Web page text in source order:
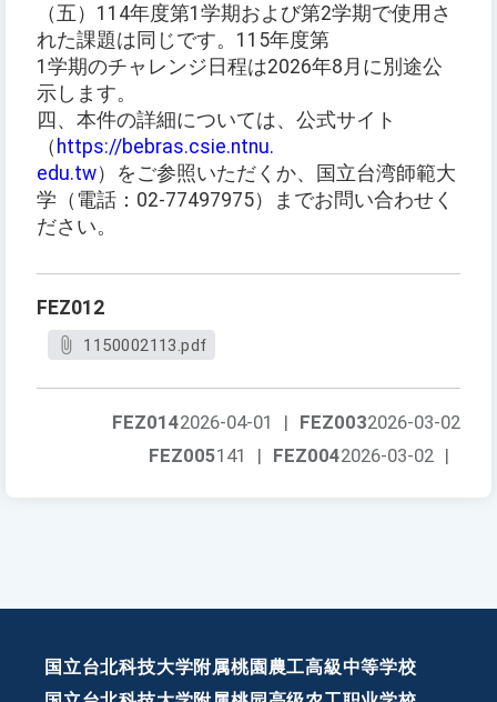
（五）114年度第1学期および第2学期で使用さ
れた課題は同じです。115年度第
1学期のチャレンジ日程は2026年8月に別途公
示します。
四、本件の詳細については、公式サイト
（ https://bebras.csie.ntnu.
edu.tw）をご参照いただくか、国立台湾師範大
学（電話：02-77497975）までお問い合わせく
ださい。
FEZ012
1150002113.pdf
FEZ0032026-03-02
FEZ0142026-04-01
|
FEZ0042026-03-02 |
FEZ005141 |
国立台北科技大学附属桃園農工高級中等学校